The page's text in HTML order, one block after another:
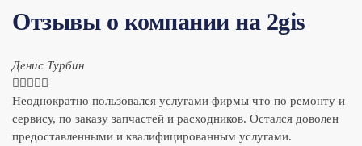
Отзывы о компании на 2gis
Денис Турбин
    
Неоднократно пользовался услугами фирмы что по ремонту и
сервису, по заказу запчастей и расходников. Остался доволен
предоставленными и квалифицированным услугами.